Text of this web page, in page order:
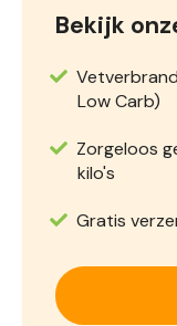
Bekijk
Low Carb)
Zorgeloos
kilo's
Gratis